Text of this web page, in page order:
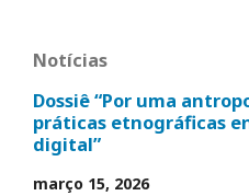
Notícias
Dossiê “Por uma
práticas etnográficas
digital”
março 15, 2026